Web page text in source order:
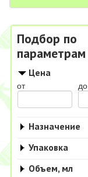
Подбор по
параметрам
Цена
от до
Назначение
Упаковка
Объем, мл